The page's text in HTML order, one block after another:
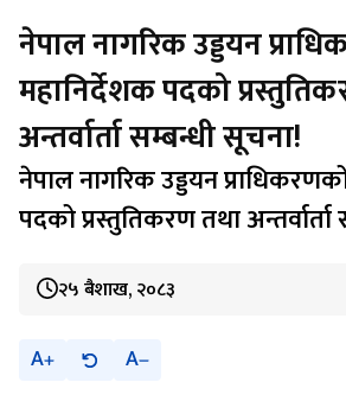
नेपाल नागरिक उड्डयन
महानिर्देशक पदको
अन्तर्वार्ता सम्बन्धी सूचना!
नेपाल नागरिक उड्डयन
पदको प्रस्तुतिकरण तथा
२५ बैशाख, २०८३
A A